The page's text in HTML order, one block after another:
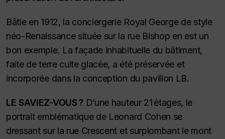
Bâtie en 1912, la conciergerie Royal George de style
néo-Renaissance située sur la rue Bishop en est un
bon exemple. La façade inhabituelle du bâtiment,
faite de terre cuite glacée, a été préservée et
incorporée dans la conception du pavillon LB.
LE SAVIEZ-VOUS ? D’une hauteur 21 étages, le
portrait emblématique de Leonard Cohen se
dressant sur la rue Crescent et surplombant le mont